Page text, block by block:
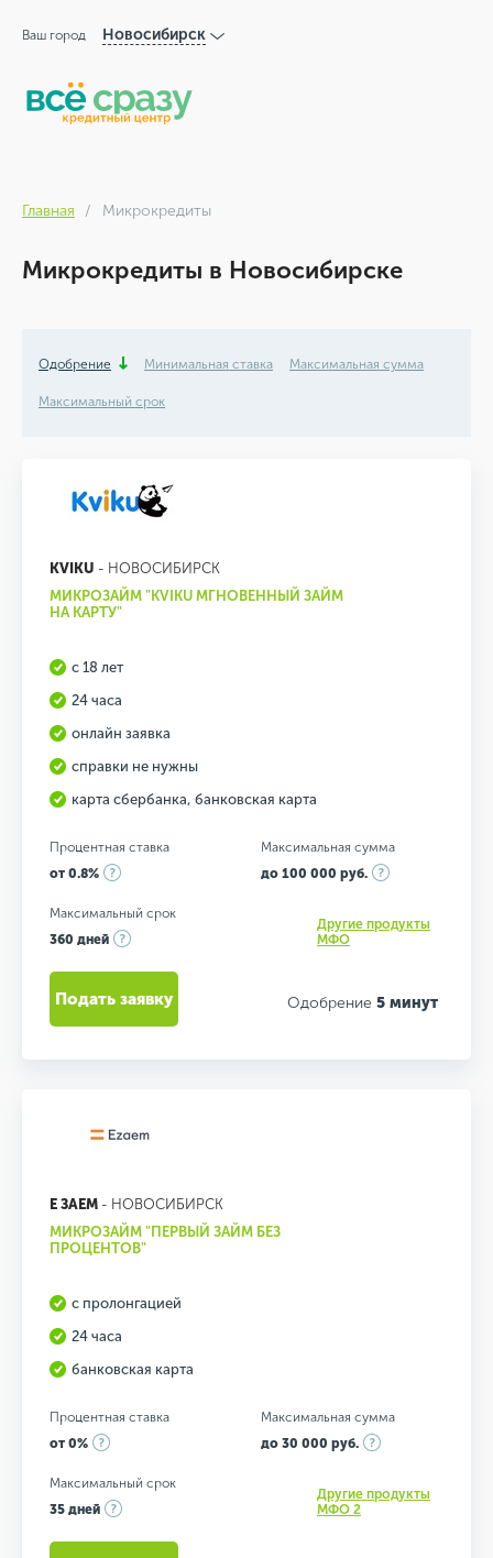
Ваш город Новосибирск
Главная Микрокредиты
Микрокредиты в Новосибирске
Одобрение Минимальная ставка Максимальная сумма
Максимальный срок
KVIKU - НОВОСИБИРСК
МИКРОЗАЙМ "KVIKU МГНОВЕННЫЙ ЗАЙМ
НА КАРТУ"
с 18 лет
24 часа
онлайн заявка
справки не нужны
карта сбербанка, банковская карта
Процентная ставка
от 0.8%
Максимальная сумма
до 100 000 руб.
Максимальный срок
360 дней
Другие продукты
МФО
Одобрение 5 минут
Подать заявку
Е ЗАЕМ - НОВОСИБИРСК
МИКРОЗАЙМ "ПЕРВЫЙ ЗАЙМ БЕЗ
ПРОЦЕНТОВ"
с пролонгацией
24 часа
банковская карта
Процентная ставка
от 0%
Максимальная сумма
до 30 000 руб.
Максимальный срок
35 дней
Другие продукты
МФО 2